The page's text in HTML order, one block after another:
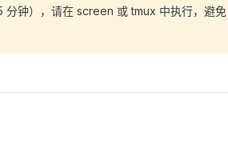
钟），请在 screen 或 tmux 中执行，避